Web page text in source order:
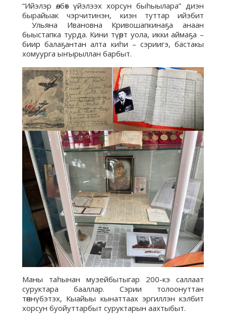
“Ийэлэр өлбөт үйэлээх хорсун быһыылара” диэн
бырайыак чэрчитинэн, киэн туттар ийэбит
Ульяна Ивановна Кривошапкинаҕа анаан
быыстапка турда. Кини түөрт уола, икки аймаҕа –
биир балаҕантан алта киһи – сэриигэ, бастакы
хомуурга ыҥырыллан барбыт.
Маны таһынан музейбытыгар 200-кэ саллаат
суруктара бааллар. Сэрии толоонуттан
төннүбэтэх, Кыайыы кынаттаах эргиллэн кэлбит
хорсун буойуттарбыт суруктарын аахтыбыт.